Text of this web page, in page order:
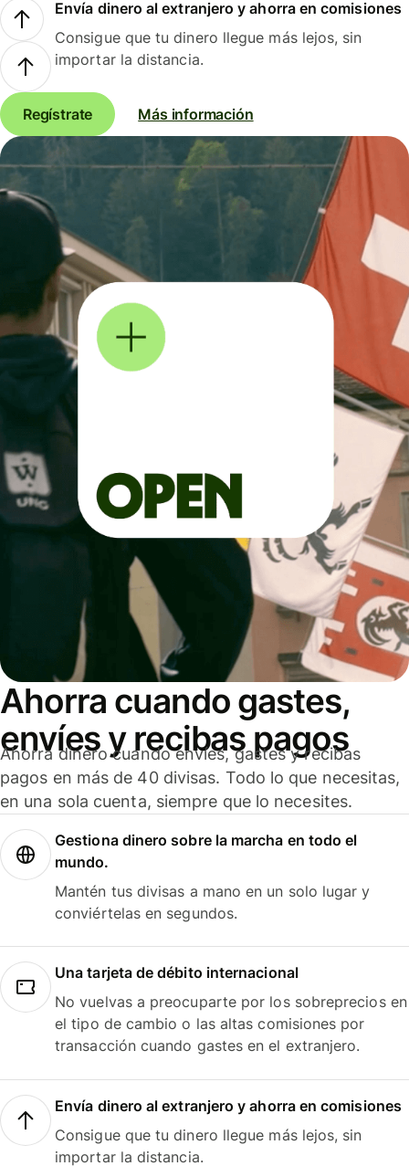
Envía dinero al extranjero y ahorra en comisiones
Consigue que tu dinero llegue más lejos, sin
importar la distancia.
Regístrate Más información
Ahorra cuando gastes,
envíes y recibas pagos
Ahorra dinero cuando envíes, gastes y recibas
pagos en más de 40 divisas. Todo lo que necesitas,
en una sola cuenta, siempre que lo necesites.
Gestiona dinero sobre la marcha en todo el
mundo.
Mantén tus divisas a mano en un solo lugar y
conviértelas en segundos.
Una tarjeta de débito internacional
No vuelvas a preocuparte por los sobreprecios en
el tipo de cambio o las altas comisiones por
transacción cuando gastes en el extranjero.
Envía dinero al extranjero y ahorra en comisiones
Consigue que tu dinero llegue más lejos, sin
importar la distancia.